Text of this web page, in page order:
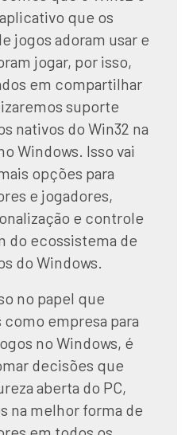
que os
jogos adoram usar e
jogar, por isso,
em compartilhar
suporte
nativos do Win32 na
Windows. Isso vai
opções para
e jogadores,
e controle
do ecossistema de
do Windows.
no papel que
empresa para
no Windows, é
decisões que
aberta do PC,
na melhor forma de